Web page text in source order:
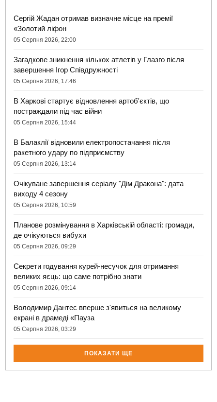
Сергій Жадан отримав визначне місце на премії
«Золотий ліфон
05 Серпня 2026, 22:00
Загадкове зникнення кількох атлетів у Глазго після
завершення Ігор Співдружності
05 Серпня 2026, 17:46
В Харкові стартує відновлення артоб'єктів, що
постраждали під час війни
05 Серпня 2026, 15:44
В Балаклії відновили електропостачання після
ракетного удару по підприємству
05 Серпня 2026, 13:14
Очікуване завершення серіалу "Дім Дракона": дата
виходу 4 сезону
05 Серпня 2026, 10:59
Планове розмінування в Харківській області: громади,
де очікуються вибухи
05 Серпня 2026, 09:29
Секрети годування курей-несучок для отримання
великих яєць: що саме потрібно знати
05 Серпня 2026, 09:14
Володимир Дантес вперше з'явиться на великому
екрані в драмеді «Пауза
05 Серпня 2026, 03:29
ПОКАЗАТИ ЩЕ